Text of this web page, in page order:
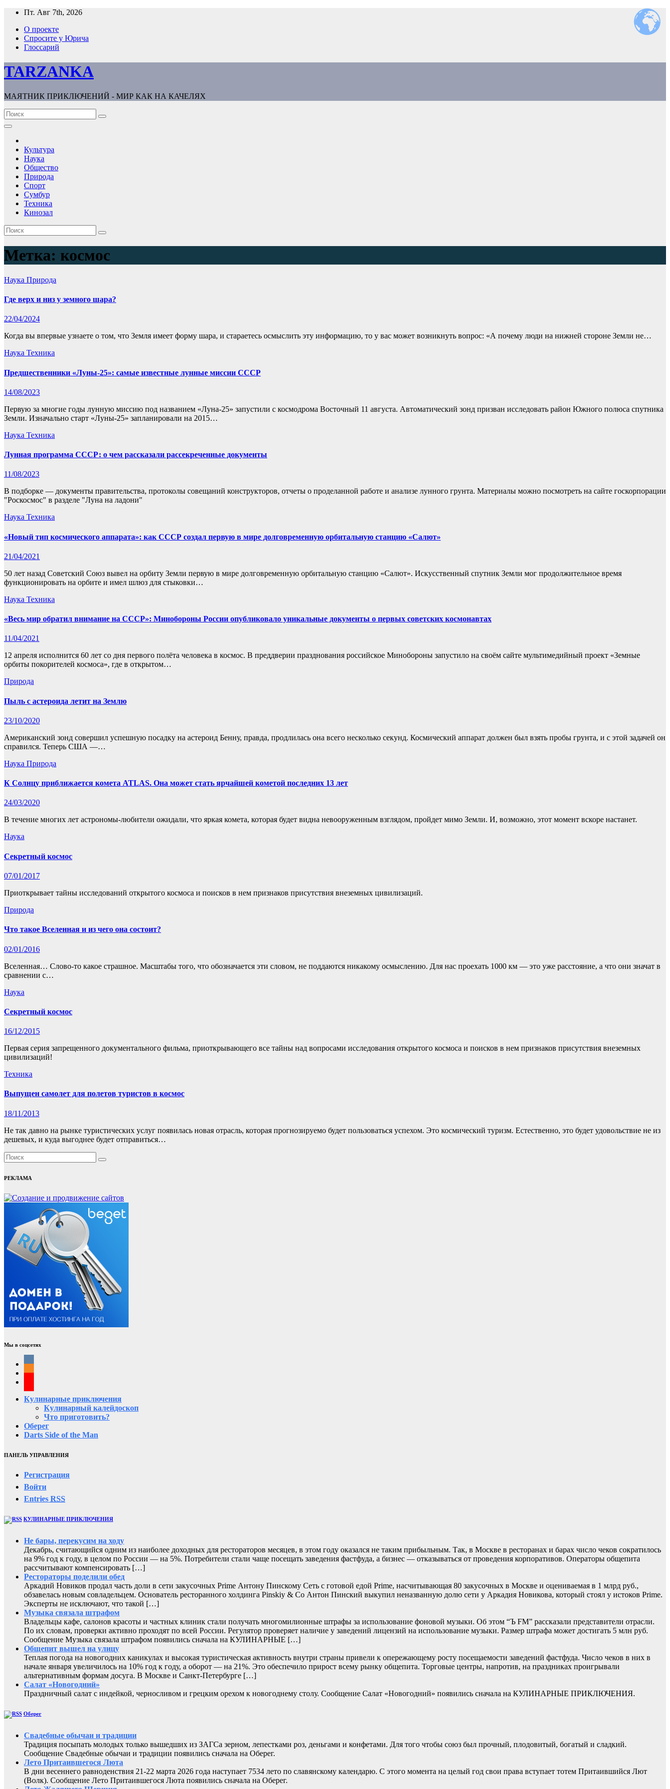
Перейти
содержимому
Пт. Авг 7th, 2026
О проекте
Спросите у Юрича
Глоссарий
TARZANKA
МАЯТНИК ПРИКЛЮЧЕНИЙ - МИР КАК НА КАЧЕЛЯХ
Культура
Наука
Общество
Природа
Спорт
Сумбур
Техника
Кинозал
Метка: космос
Наука Природа
Где верх и низ у земного шара?
22/04/2024
Когда вы впервые узнаете о том, что Земля имеет форму шара, и стараетесь осмыслить эту информацию, то у вас может возникнуть вопрос: «А почему люди на нижней стороне Земли не…
Наука Техника
Предшественники «Луны-25»: самые известные лунные миссии СССР
14/08/2023
Первую за многие годы лунную миссию под названием «Луна-25» запустили с космодрома Восточный 11 августа. Автоматический зонд призван исследовать район Южного полюса спутника
Земли. Изначально старт «Луны-25» запланировали на 2015…
Наука Техника
Лунная программа СССР: о чем рассказали рассекреченные документы
11/08/2023
В подборке — документы правительства, протоколы совещаний конструкторов, отчеты о проделанной работе и анализе лунного грунта. Материалы можно посмотреть на сайте госкорпорации
"Роскосмос" в разделе "Луна на ладони"
Наука Техника
«Новый тип космического аппарата»: как СССР создал первую в мире долговременную орбитальную станцию «Салют»
21/04/2021
50 лет назад Советский Союз вывел на орбиту Земли первую в мире долговременную орбитальную станцию «Салют». Искусственный спутник Земли мог продолжительное время
функционировать на орбите и имел шлюз для стыковки…
Наука Техника
«Весь мир обратил внимание на СССР»: Минобороны России опубликовало уникальные документы о первых советских космонавтах
11/04/2021
12 апреля исполнится 60 лет со дня первого полёта человека в космос. В преддверии празднования российское Минобороны запустило на своём сайте мультимедийный проект «Земные
орбиты покорителей космоса», где в открытом…
Природа
Пыль с астероида летит на Землю
23/10/2020
Американский зонд совершил успешную посадку на астероид Бенну, правда, продлилась она всего несколько секунд. Космический аппарат должен был взять пробы грунта, и с этой задачей он
справился. Теперь США —…
Наука Природа
К Солнцу приближается комета ATLAS. Она может стать ярчайшей кометой последних 13 лет
24/03/2020
В течение многих лет астрономы-любители ожидали, что яркая комета, которая будет видна невооруженным взглядом, пройдет мимо Земли. И, возможно, этот момент вскоре настанет.
Наука
Секретный космос
07/01/2017
Приоткрывает тайны исследований открытого космоса и поисков в нем признаков присутствия внеземных цивилизаций.
Природа
Что такое Вселенная и из чего она состоит?
02/01/2016
Вселенная… Слово-то какое страшное. Масштабы того, что обозначается эти словом, не поддаются никакому осмыслению. Для нас проехать 1000 км — это уже расстояние, а что они значат в
сравнении с…
Наука
Секретный космос
16/12/2015
Первая серия запрещенного документального фильма, приоткрывающего все тайны над вопросами исследования открытого космоса и поисков в нем признаков присутствия внеземных
цивилизаций!
Техника
Выпущен самолет для полетов туристов в космос
18/11/2013
Не так давно на рынке туристических услуг появилась новая отрасль, которая прогнозируемо будет пользоваться успехом. Это космический туризм. Естественно, это будет удовольствие не из
дешевых, и куда выгоднее будет отправиться…
РЕКЛАМА
Мы в соцсетях
Кулинарные приключения
Кулинарный калейдоскоп
Что приготовить?
Оберег
Darts Side of the Man
ПАНЕЛЬ УПРАВЛЕНИЯ
Регистрация
Войти
Entries RSS
КУЛИНАРНЫЕ ПРИКЛЮЧЕНИЯ
Не бары, перекусим на ходу
Декабрь, считающийся одним из наиболее доходных для рестораторов месяцев, в этом году оказался не таким прибыльным. Так, в Москве в ресторанах и барах число чеков сократилось
на 9% год к году, в целом по России — на 5%. Потребители стали чаще посещать заведения фастфуда, а бизнес — отказываться от проведения корпоративов. Операторы общепита
рассчитывают компенсировать […]
Рестораторы поделили обед
Аркадий Новиков продал часть доли в сети закусочных Prime Антону Пинскому Сеть с готовой едой Prime, насчитывающая 80 закусочных в Москве и оцениваемая в 1 млрд руб.,
обзавелась новым совладельцем. Основатель ресторанного холдинга Pinskiy & Co Антон Пинский выкупил неназванную долю сети у Аркадия Новикова, который стоял у истоков Prime.
Эксперты не исключают, что такой […]
Музыка связала штрафом
Владельцы кафе, салонов красоты и частных клиник стали получать многомилионные штрафы за использование фоновой музыки. Об этом “Ъ FM” рассказали представители отрасли.
По их словам, проверки активно проходят по всей России. Регулятор проверяет наличие у заведений лицензий на использование музыки. Размер штрафа может достигать 5 млн руб.
Сообщение Музыка связала штрафом появились сначала на КУЛИНАРНЫЕ […]
Общепит вышел на улицу
Теплая погода на новогодних каникулах и высокая туристическая активность внутри страны привели к опережающему росту посещаемости заведений фастфуда. Число чеков в них в
начале января увеличилось на 10% год к году, а оборот — на 21%. Это обеспечило прирост всему рынку общепита. Торговые центры, напротив, на праздниках проигрывали
альтернативным формам досуга. В Москве и Санкт-Петербурге […]
Салат «Новогодний»
Праздничный салат с индейкой, черносливом и грецким орехом к новогоднему столу. Сообщение Салат «Новогодний» появились сначала на КУЛИНАРНЫЕ ПРИКЛЮЧЕНИЯ.
Оберег
Свадебные обычаи и традиции
Традиция посыпать молодых только вышедших из ЗАГСа зерном, лепестками роз, деньгами и конфетами. Для того чтобы союз был прочный, плодовитый, богатый и сладкий.
Сообщение Свадебные обычаи и традиции появились сначала на Оберег.
Лето Притаившегося Люта
В дни весеннего равноденствия 21-22 марта 2026 года наступает 7534 лето по славянскому календарю. С этого момента на целый год свои права вступает тотем Притаившийся Лют
(Волк). Сообщение Лето Притаившегося Люта появились сначала на Оберег.